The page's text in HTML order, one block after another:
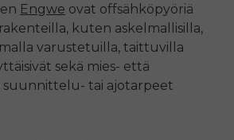
Engwe ovat offsähköpyöriä
kuten askelmallisilla,
varustetuilla, taittuvilla
sekä mies- että
suunnittelu- tai ajotarpeet